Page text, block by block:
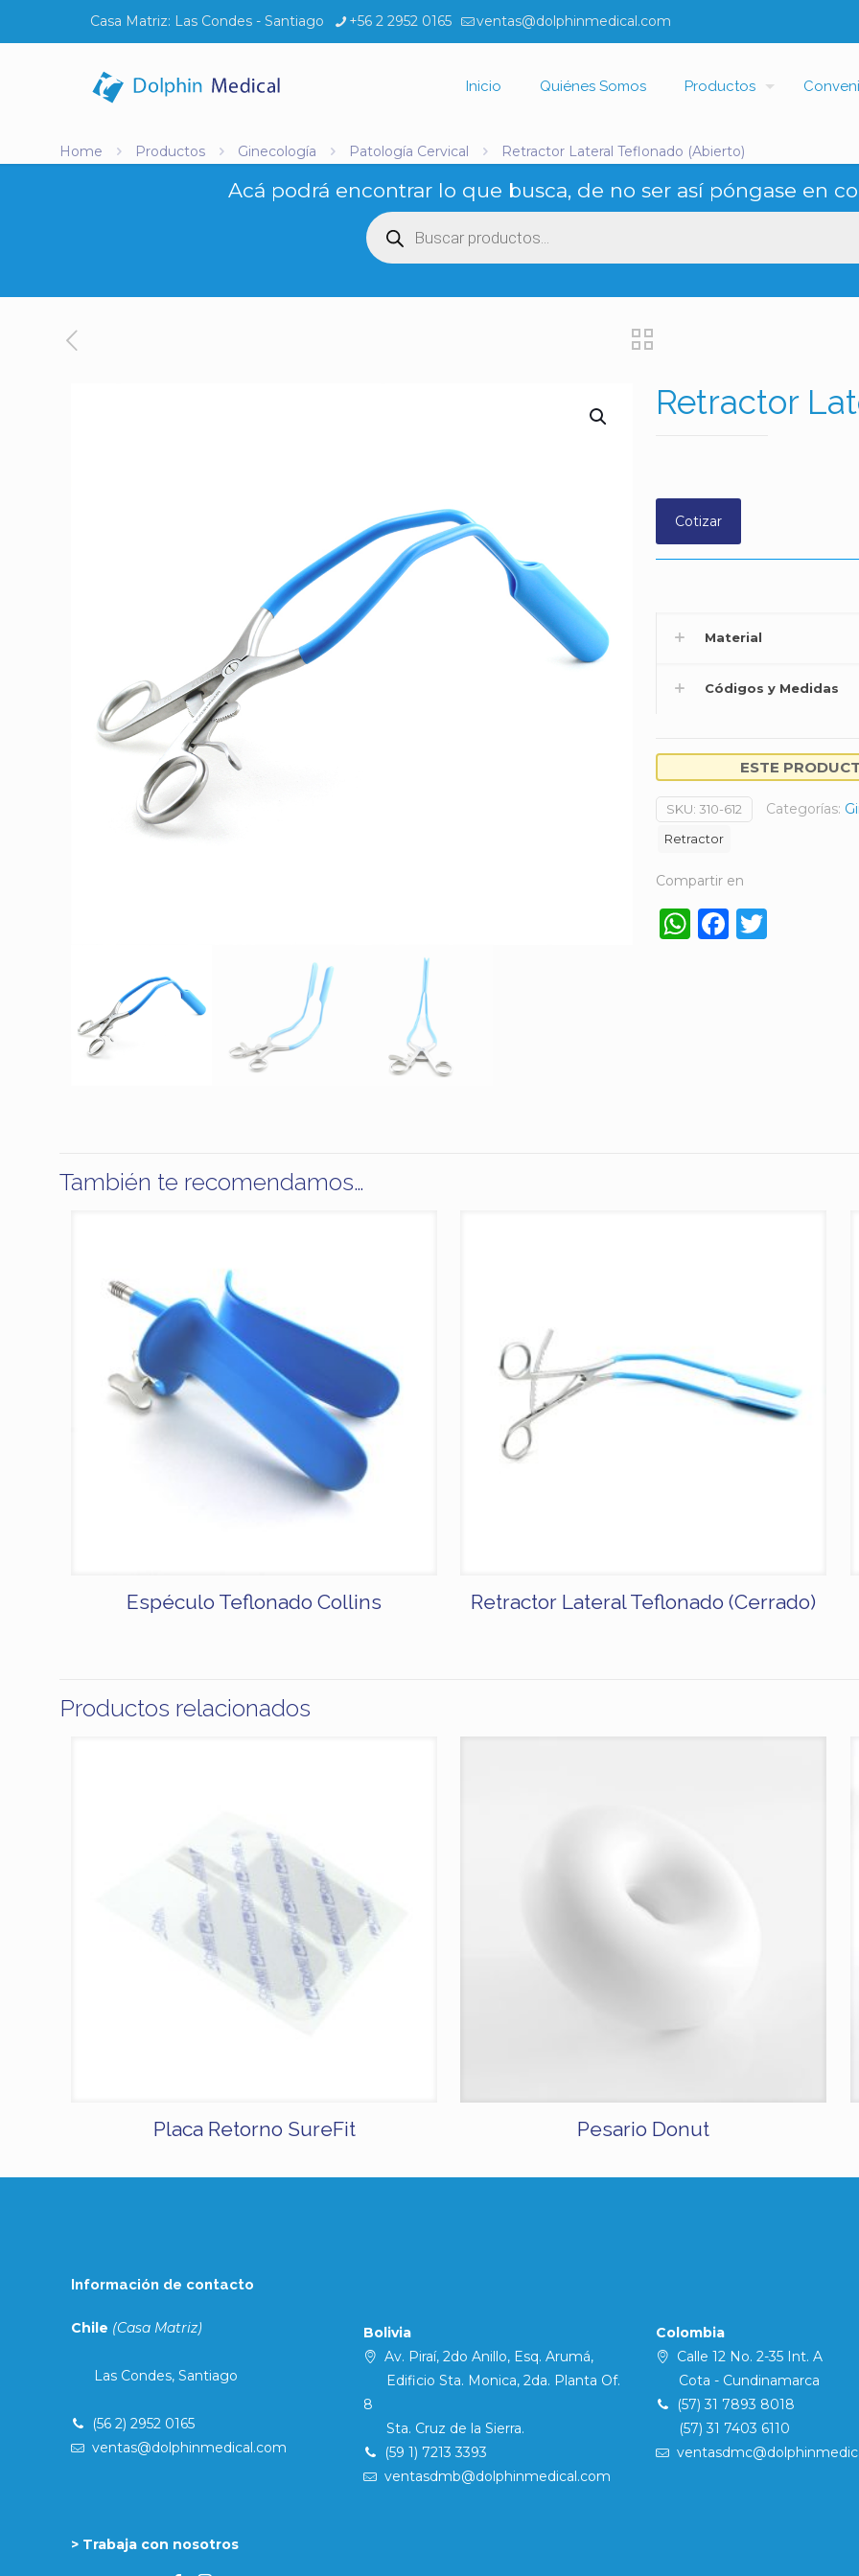
Casa Matriz: Las Condes - Santiago +56 2 2952 0165 ventas@dolphinmedical.com
Inicio Quiénes Somos Productos
Home Productos Ginecología Patología Cervical Retractor Lateral Teflonado (Abierto)
Acá podrá encontrar lo que busca, de no ser así póngase en
Búsqueda
de
productos
Retractor
Cotizar
Material
Códigos y Medidas
ESTE
SKU: 310-612 Categorías:
Retractor
Compartir en
WhatsApp
También te recomendamos…
Espéculo Teflonado Collins Retractor Lateral Teflonado (Cerrado)
Productos relacionados
Placa Retorno SureFit Pesario Donut
Información de contacto
Chile (Casa Matriz)
Las Condes, Santiago
(56 2) 2952 0165
ventas@dolphinmedical.com
> Trabaja con nosotros
Bolivia
Av. Piraí, 2do Anillo, Esq. Arumá,
Edificio Sta. Monica, 2da. Planta Of.
8
Sta. Cruz de la Sierra.
(59 1) 7213 3393
ventasdmb@dolphinmedical.com
Colombia
Calle 12 No. 2-35 Int. A
Cota - Cundinamarca
(57) 31 7893 8018
(57) 31 7403 6110